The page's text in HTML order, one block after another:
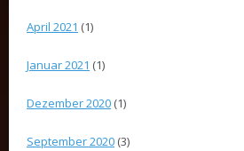
April 2021 (1)
Januar 2021 (1)
Dezember 2020 (1)
September 2020 (3)